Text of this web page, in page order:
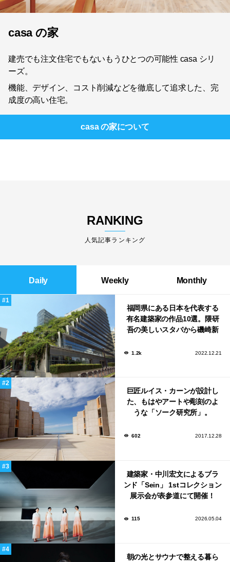
casa の家
建売でも注文住宅でもないもうひとつの可能性 casa シリ
ーズ。
機能、デザイン、コスト削減などを徹底して追求した、完
成度の高い住宅。
casa の家について
RANKING
人気記事ランキング
Daily Weekly Monthly
福岡県にある日本を代表する
有名建築家の作品10選。隈研
吾の美しいスタバから磯崎新
1.2k 2022.12.21
巨匠ルイス・カーンが設計し
た、もはやアートや彫刻のよ
うな「ソーク研究所」。
602 2017.12.28
建築家・中川宏文によるブラ
ンド「Sein」 1stコレクション
展示会が表参道にて開催！
115 2026.05.04
朝の光とサウナで整える暮ら